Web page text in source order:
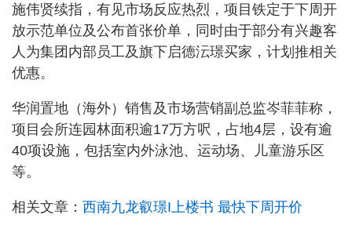
施伟贤续指，有见市场反应热烈，项目铁定于下周开
放示范单位及公布首张价单，同时由于部分有兴趣客
人为集团内部员工及旗下启德沄璟买家，计划推相关
优惠。
华润置地（海外）销售及市场营销副总监岑菲菲称，
项目会所连园林面积逾17万方呎，占地4层，设有逾
40项设施，包括室内外泳池、运动场、儿童游乐区
等。
相关文章： 西南九龙叡璟I上楼书 最快下周开价